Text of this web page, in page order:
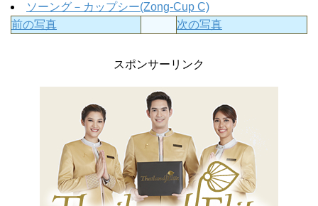
ソーング－カップシー(Zong-Cup C)
前の写真
次の写真
スポンサーリンク